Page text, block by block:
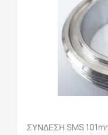
ΣΥΝΔΕΣΗ SMS